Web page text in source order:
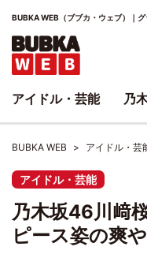
BUBKA WEB（ブブカ・ウェブ）｜
BUBKA WEB アイドル・芸
アイドル・芸能
乃木坂46川﨑
ピース姿の爽
アイドル・芸能 乃